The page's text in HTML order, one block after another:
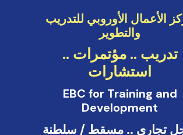
الأعمال الأوروبي للتدريب
والتطوير
تدريب .. مؤتمرات ..
استشارات
EBC for Training and
Development
تجاري .. مسقط / سلطنة